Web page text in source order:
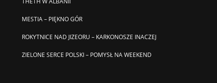
MESTIA – PIĘKNO GÓR
ROKYTNICE NAD JIZEORU – KARKONOSZE INACZEJ
ZIELONE SERCE POLSKI – POMYSŁ NA WEEKEND